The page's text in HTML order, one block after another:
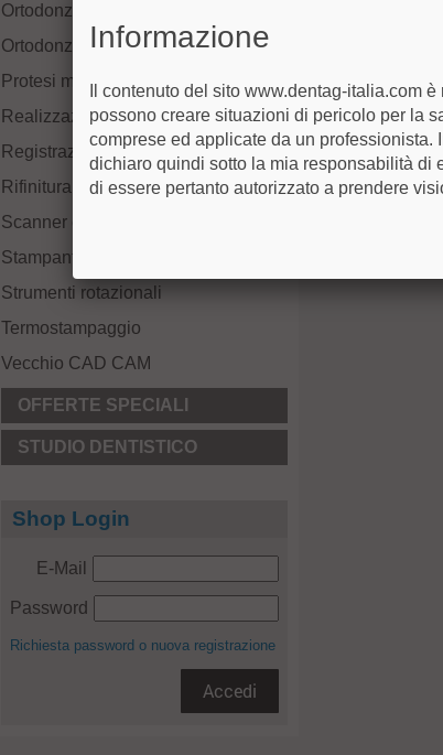
Ortodonzia
Ortodonzia
Protesi mobile
Realizzazione del modello
Registrazione Articolazione
Rifinitura e lucidatura
Scanner e design CAD
Stampante 3D
Strumenti rotazionali
Termostampaggio
Vecchio CAD CAM
OFFERTE SPECIALI
STUDIO DENTISTICO
Shop Login
E-Mail
Password
Richiesta password o nuova registrazione
Informazione
Il contenuto del sito www.dentag-italia.com
possono creare situazioni di pericolo per la
comprese ed applicate da un professionista.
dichiaro quindi sotto la mia responsabilità di
di essere pertanto autorizzato a prendere